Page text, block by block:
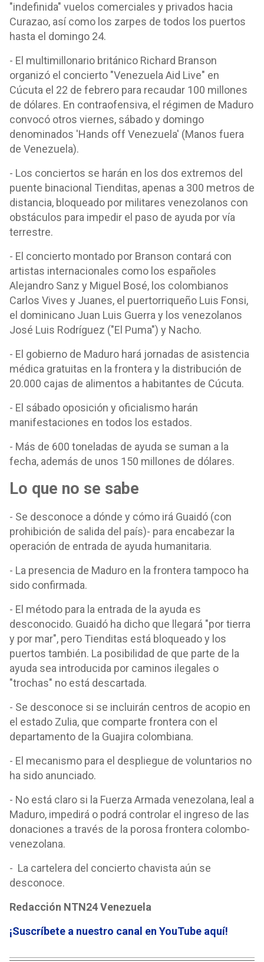
"indefinida" vuelos comerciales y privados hacia
Curazao, así como los zarpes de todos los puertos
hasta el domingo 24.
- El multimillonario británico Richard Branson
organizó el concierto "Venezuela Aid Live" en
Cúcuta el 22 de febrero para recaudar 100 millones
de dólares. En contraofensiva, el régimen de Maduro
convocó otros viernes, sábado y domingo
denominados 'Hands off Venezuela' (Manos fuera
de Venezuela).
- Los conciertos se harán en los dos extremos del
puente binacional Tienditas, apenas a 300 metros de
distancia, bloqueado por militares venezolanos con
obstáculos para impedir el paso de ayuda por vía
terrestre.
- El concierto montado por Branson contará con
artistas internacionales como los españoles
Alejandro Sanz y Miguel Bosé, los colombianos
Carlos Vives y Juanes, el puertorriqueño Luis Fonsi,
el dominicano Juan Luis Guerra y los venezolanos
José Luis Rodríguez ("El Puma") y Nacho.
- El gobierno de Maduro hará jornadas de asistencia
médica gratuitas en la frontera y la distribución de
20.000 cajas de alimentos a habitantes de Cúcuta.
- El sábado oposición y oficialismo harán
manifestaciones en todos los estados.
- Más de 600 toneladas de ayuda se suman a la
fecha, además de unos 150 millones de dólares.
Lo que no se sabe
- Se desconoce a dónde y cómo irá Guaidó (con
prohibición de salida del país)- para encabezar la
operación de entrada de ayuda humanitaria.
- La presencia de Maduro en la frontera tampoco ha
sido confirmada.
- El método para la entrada de la ayuda es
desconocido. Guaidó ha dicho que llegará "por tierra
y por mar", pero Tienditas está bloqueado y los
puertos también. La posibilidad de que parte de la
ayuda sea introducida por caminos ilegales o
"trochas" no está descartada.
- Se desconoce si se incluirán centros de acopio en
el estado Zulia, que comparte frontera con el
departamento de la Guajira colombiana.
- El mecanismo para el despliegue de voluntarios no
ha sido anunciado.
- No está claro si la Fuerza Armada venezolana, leal a
Maduro, impedirá o podrá controlar el ingreso de las
donaciones a través de la porosa frontera colombo-
venezolana.
- La cartelera del concierto chavista aún se
desconoce.
Redacción NTN24 Venezuela
¡Suscríbete a nuestro canal en YouTube aquí!